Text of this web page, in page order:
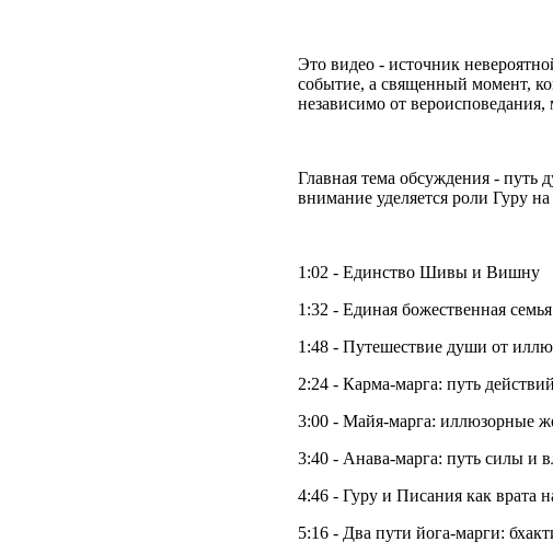
Это видео - источник
событие, а священный момент,
независимо от
Главная тема обсуждения -
внимание уделяется роли Гуру
1:02 - Единство Шивы и Вишну
1:32 - Единая божественная
1:48 - Путешествие души от
2:24 - Карма-марга: путь
3:00 - Майя-марга: иллюзорные
3:40 - Анава-марга: путь силы и
4:46 - Гуру и Писания как врата
5:16 - Два пути йога-марги: